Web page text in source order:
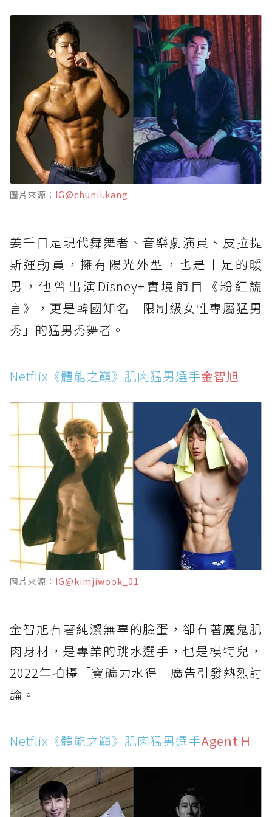
圖片來源： IG@chunil.kang
姜千日是現代舞舞者、音樂劇演員、皮拉提
斯運動員，擁有陽光外型，也是十足的暖
男，他曾出演Disney+實境節目《粉紅謊
言》，更是韓國知名「限制級女性專屬猛男
秀」的猛男秀舞者。
Netflix《體能之巔》肌肉猛男選手金智旭
圖片來源： IG@kimjiwook_01
金智旭有著純潔無辜的臉蛋，卻有著魔鬼肌
肉身材，是專業的跳水選手，也是模特兒，
2022年拍攝「寶礦力水得」廣告引發熱烈討
論。
Netflix《體能之巔》肌肉猛男選手Agent H